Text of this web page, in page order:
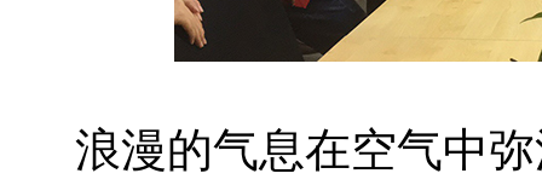
浪漫的气息在空气中